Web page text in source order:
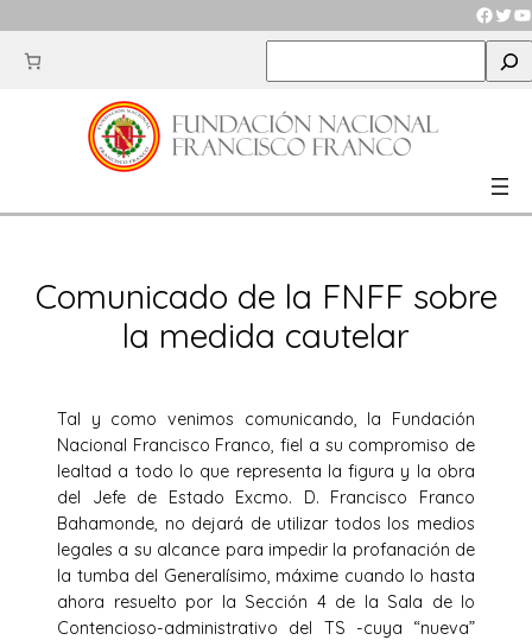
al
contenido
e
r
c
Comunicado de la FNFF sobre
la medida cautelar
Tal y como venimos comunicando, la Fundación
Nacional Francisco Franco, fiel a su compromiso de
lealtad a todo lo que representa la figura y la obra
del Jefe de Estado Excmo. D. Francisco Franco
Bahamonde, no dejará de utilizar todos los medios
legales a su alcance para impedir la profanación de
la tumba del Generalísimo, máxime cuando lo hasta
ahora resuelto por la Sección 4 de la Sala de lo
Contencioso-administrativo del TS -cuya “nueva”